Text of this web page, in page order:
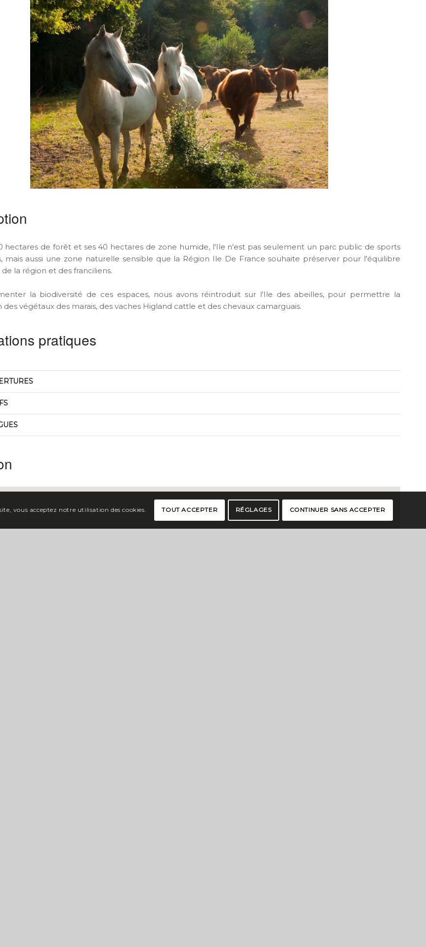
hectares de forêt et ses 40 hectares de zone humide, l'Ile n'est pas seulement un parc public de sports
mais aussi une zone naturelle sensible que la Région Ile De France souhaite préserver pour l'équilibre
la région et des franciliens.
la biodiversité de ces espaces, nous avons réintroduit sur l'Ile des abeilles, pour permettre la
des végétaux des marais, des vaches Higland cattle et des chevaux camarguais.
pratiques
vous acceptez notre utilisation des cookies. TOUT ACCEPTER RÉGLAGES CONTINUER SANS ACCEPTER